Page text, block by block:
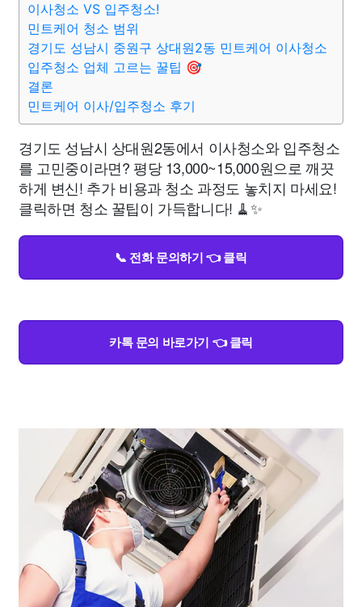
이사청소 VS 입주청소!
민트케어 청소 범위
경기도 성남시 중원구 상대원2동 민트케어 이사청소
입주청소 업체 고르는 꿀팁 🎯
결론
민트케어 이사/입주청소 후기
경기도 성남시 상대원2동에서 이사청소와 입주청소
를 고민중이라면? 평당 13,000~15,000원으로 깨끗
하게 변신! 추가 비용과 청소 과정도 놓치지 마세요!
클릭하면 청소 꿀팁이 가득합니다! 🧹✨
📞 전화 문의하기 👈 클릭
카톡 문의 바로가기 👈 클릭